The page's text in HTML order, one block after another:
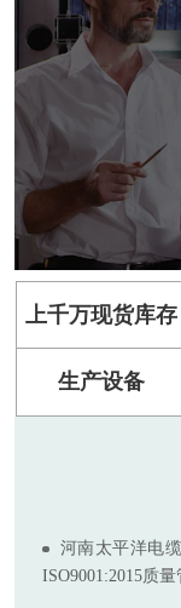
上千万现货库存
生产设备
河南太平洋电
ISO9001:2015质量